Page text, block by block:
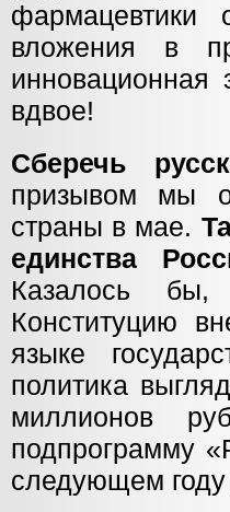
вложения в
вдвое!
Сберечь
призывом мы
страны в мае.
единства
Казалось
Конституцию
языке
политика
миллионов
подпрограмму
следующем